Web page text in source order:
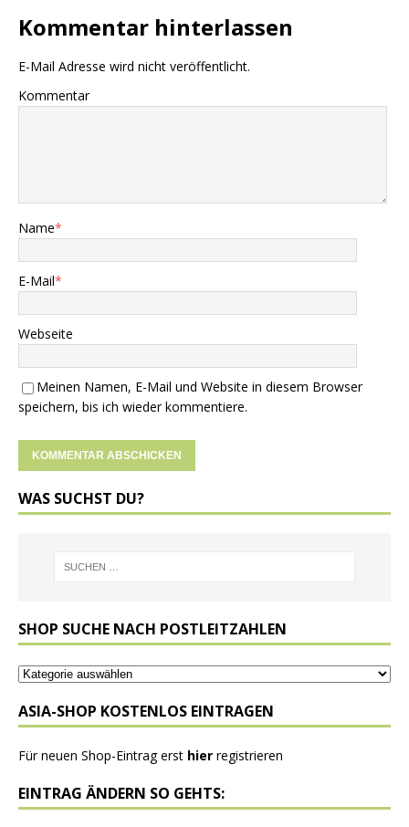
Kommentar hinterlassen
E-Mail Adresse wird nicht veröffentlicht.
Kommentar
Name*
E-Mail*
Webseite
Meinen Namen, E-Mail und Website in diesem Browser
speichern, bis ich wieder kommentiere.
l
t
t
i
v
e
WAS SUCHST DU?
SHOP SUCHE NACH POSTLEITZAHLEN
ASIA-SHOP KOSTENLOS EINTRAGEN
Für neuen Shop-Eintrag erst hier registrieren
EINTRAG ÄNDERN SO GEHTS: